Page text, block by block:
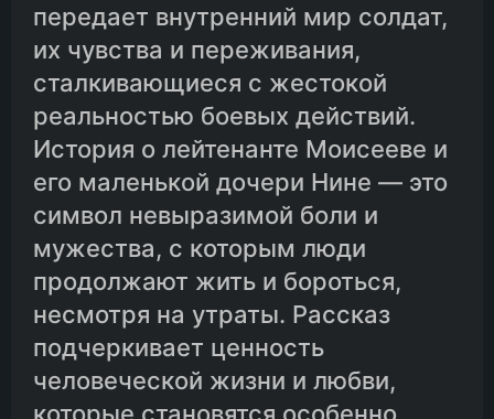
передает внутренний мир солдат,
их чувства и переживания,
сталкивающиеся с жестокой
реальностью боевых действий.
История о лейтенанте Моисееве и
его маленькой дочери Нине — это
символ невыразимой боли и
мужества, с которым люди
продолжают жить и бороться,
несмотря на утраты. Рассказ
подчеркивает ценность
человеческой жизни и любви,